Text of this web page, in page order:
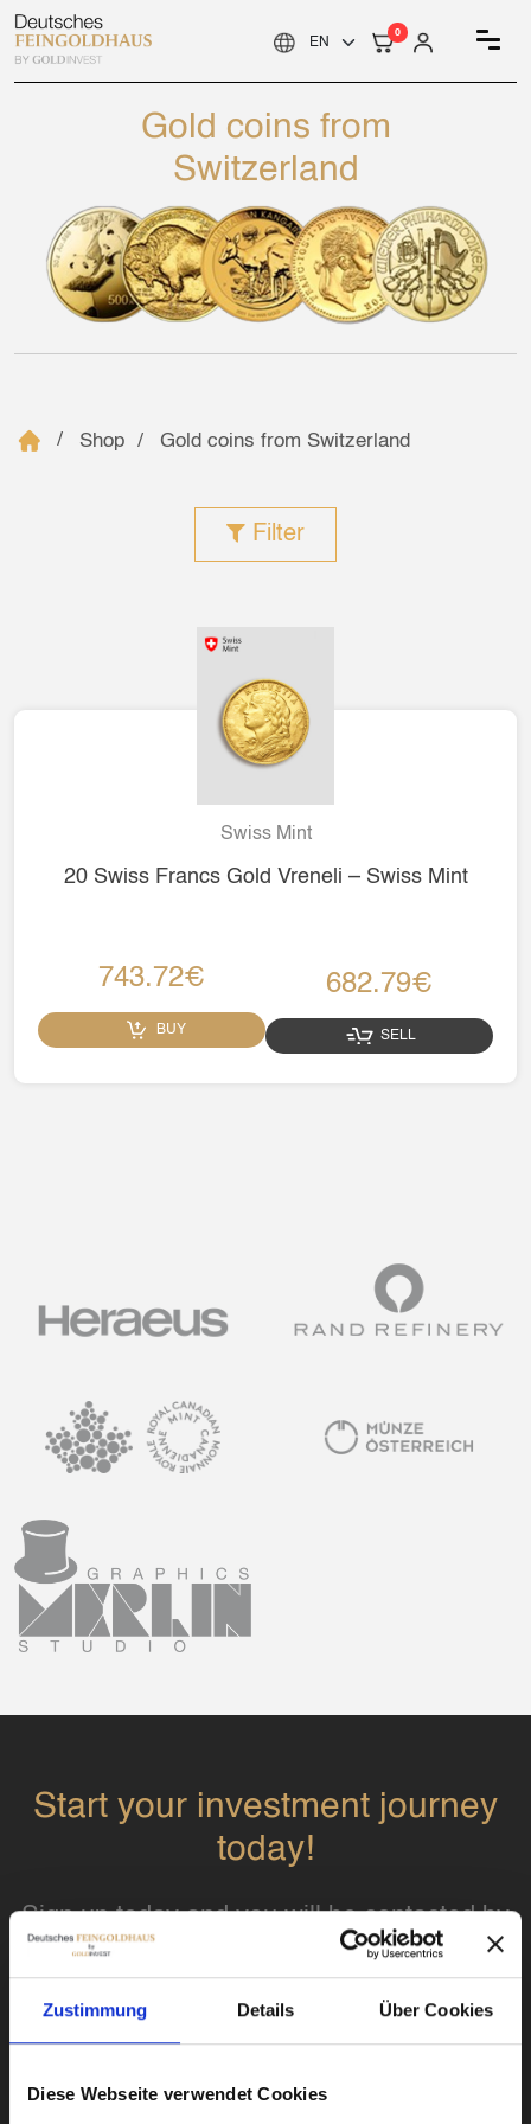
Zustimmung Details Über Cookies
Diese Webseite verwendet Cookies
0
Gold coins from
Switzerland
Shop Gold coins from Switzerland
Filter
Swiss Mint
20 Swiss Francs Gold Vreneli – Swiss Mint
743.72€
BUY
682.79€
SELL
Start your investment journey
today!
Sign up today and you will be contacted by
one of our experts.